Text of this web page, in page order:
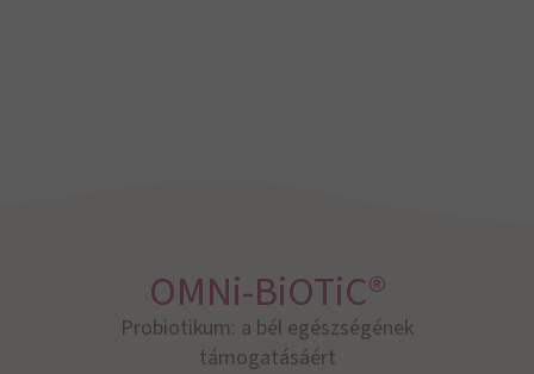
OMNi-BiOTiC®
Probiotikum: a bél egészségének
támogatásáért